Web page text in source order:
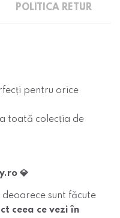
POLITICA RETUR
pentru orice
toată colecția de
💎
deoarece sunt făcute
ceea ce vezi în